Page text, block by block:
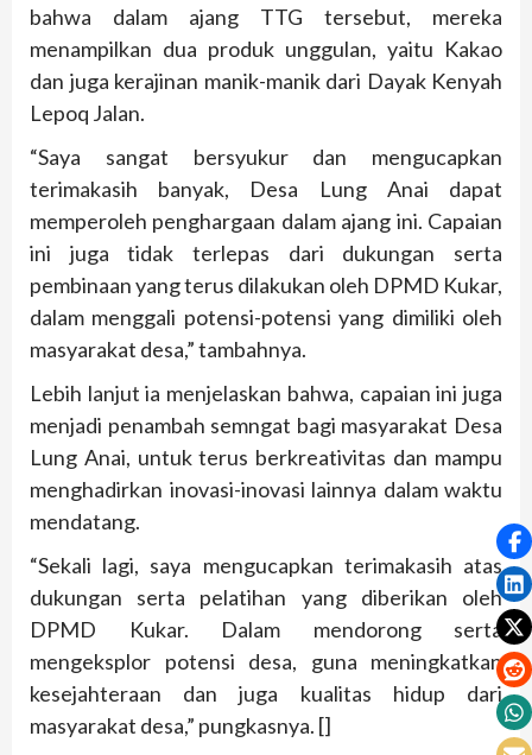
bahwa dalam ajang TTG tersebut, mereka
menampilkan dua produk unggulan, yaitu Kakao
dan juga kerajinan manik-manik dari Dayak Kenyah
Lepoq Jalan.
“Saya sangat bersyukur dan mengucapkan
terimakasih banyak, Desa Lung Anai dapat
memperoleh penghargaan dalam ajang ini. Capaian
ini juga tidak terlepas dari dukungan serta
pembinaan yang terus dilakukan oleh DPMD Kukar,
dalam menggali potensi-potensi yang dimiliki oleh
masyarakat desa,” tambahnya.
Lebih lanjut ia menjelaskan bahwa, capaian ini juga
menjadi penambah semngat bagi masyarakat Desa
Lung Anai, untuk terus berkreativitas dan mampu
menghadirkan inovasi-inovasi lainnya dalam waktu
mendatang.
“Sekali lagi, saya mengucapkan terimakasih atas
dukungan serta pelatihan yang diberikan oleh
DPMD Kukar. Dalam mendorong serta
mengeksplor potensi desa, guna meningkatkan
kesejahteraan dan juga kualitas hidup dari
masyarakat desa,” pungkasnya. []